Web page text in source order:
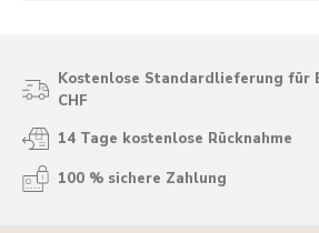
Kostenlose Standardlieferung für
CHF
14 Tage kostenlose Rücknahme
100 % sichere Zahlung